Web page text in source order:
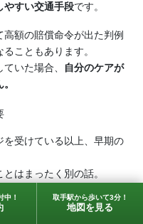
やすい交通手段です。
額の賠償命令が出た判例
こともあります。
いた場合、
自分のケアが
受けている以上、早期の
はまったく別の話。
中！ 取手駅から歩いて3分！
地図を見る